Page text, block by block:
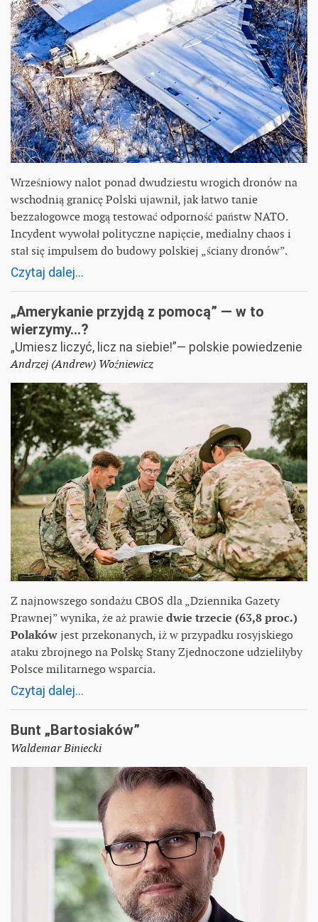
Wrześniowy nalot ponad dwudziestu wrogich dronów na
wschodnią granicę Polski ujawnił, jak łatwo tanie
bezzałogowce mogą testować odporność państw NATO.
Incydent wywołał polityczne napięcie, medialny chaos i
stał się impulsem do budowy polskiej „ściany dronów”.
Czytaj dalej...
„Amerykanie przyjdą z pomocą” — w to
wierzymy…?
„Umiesz liczyć, licz na siebie!”— polskie powiedzenie
Andrzej (Andrew) Woźniewicz
Z najnowszego sondażu CBOS dla „Dziennika Gazety
Prawnej” wynika, że aż prawiedwie trzecie (63,8 proc.)
Polakówjest przekonanych, iż w przypadku rosyjskiego
ataku zbrojnego na Polskę Stany Zjednoczone udzieliłyby
Polsce militarnego wsparcia.
Czytaj dalej...
Bunt „Bartosiaków”
Waldemar Biniecki